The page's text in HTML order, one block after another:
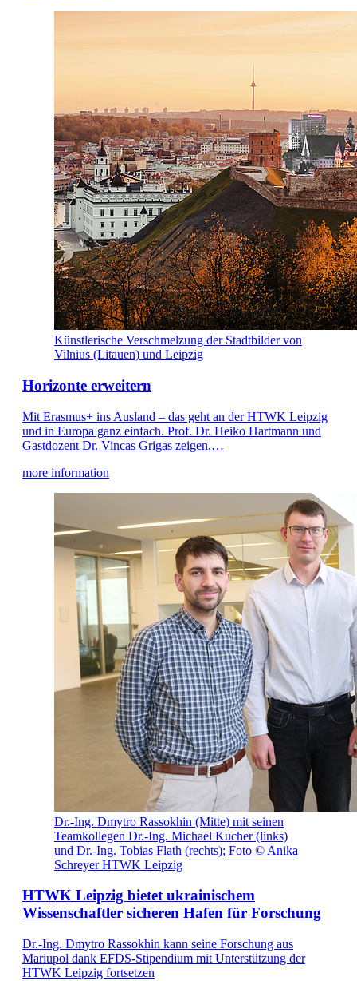
Künstlerische Verschmelzung der Stadtbilder von
Vilnius (Litauen) und Leipzig
Horizonte erweitern
Mit Erasmus+ ins Ausland – das geht an der HTWK Leipzig
und in Europa ganz einfach. Prof. Dr. Heiko Hartmann und
Gastdozent Dr. Vincas Grigas zeigen,…
more information
Dr.-Ing. Dmytro Rassokhin (Mitte) mit seinen
Teamkollegen Dr.-Ing. Michael Kucher (links)
und Dr.-Ing. Tobias Flath (rechts); Foto © Anika
Schreyer HTWK Leipzig
HTWK Leipzig bietet ukrainischem
Wissenschaftler sicheren Hafen für Forschung
Dr.-Ing. Dmytro Rassokhin kann seine Forschung aus
Mariupol dank EFDS-Stipendium mit Unterstützung der
HTWK Leipzig fortsetzen